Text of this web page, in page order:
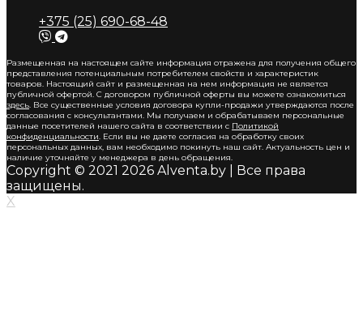
+375 (25) 690-68-48
Размещенная на настоящем сайте информация отражена для получения общего
представления потенциальным потребителем свойств и характеристик
товаров. Настоящий сайт и размещенная на нем информация не является
публичной офертой. С договором публичной оферты вы можете ознакомиться
здесь. Все существенные условия договора купли-продажи утверждаются после
согласования с консультантами. Мы получаем и обрабатываем персональные
данные посетителей нашего сайта в соответствии с Политикой
конфиденциальности. Если вы не даете согласия на обработку своих
персональных данных, вам необходимо покинуть наш сайт. Актуальность цен и
наличие уточняйте у менеджера в день обращения.
Copyright © 2021 2026 Alventa.by | Все права
защищены.
X